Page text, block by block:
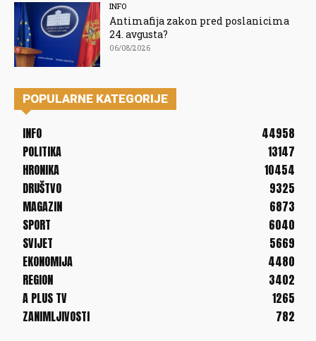
INFO
Antimafija zakon pred poslanicima
24. avgusta?
06/08/2026
POPULARNE KATEGORIJE
INFO
44958
POLITIKA
13147
HRONIKA
10454
DRUŠTVO
9325
MAGAZIN
6873
SPORT
6040
SVIJET
5669
EKONOMIJA
4480
REGION
3402
A PLUS TV
1265
ZANIMLJIVOSTI
782